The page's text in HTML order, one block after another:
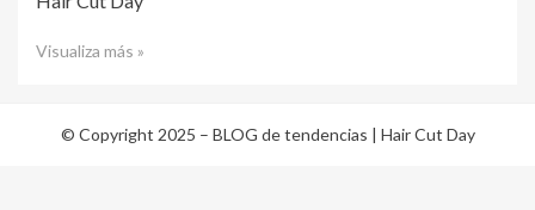
Visualiza más »
© Copyright 2025 – BLOG de tendencias | Hair Cut Day